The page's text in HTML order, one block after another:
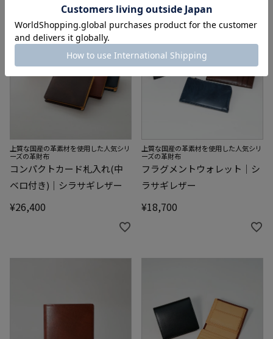
上質な国産の革素材を使用した人気シリ
ーズの革財布
コンパクトカード札入れ(中
ベロ付き)｜シラサギレザー
¥26,400
上質な国産の革素材を使用した人気シリ
ーズの革財布
フラグメントウォレット｜シ
ラサギレザー
¥18,700